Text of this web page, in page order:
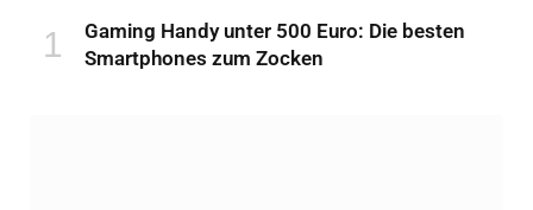
Gaming Handy unter 500 Euro: Die besten
Smartphones zum Zocken